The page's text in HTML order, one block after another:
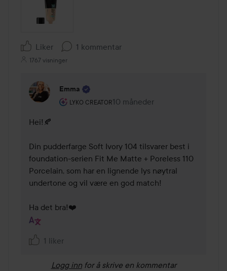
Liker 1 kommentar
1767 visninger
Emma
LYKO CREATOR
Brukerens rolle: Lyko Creator.
10 måneder
Kommentaren lades 10 måneder
Hei!🍂
Din pudderfarge Soft Ivory 104 tilsvarer best i
foundation-serien Fit Me Matte + Poreless 110
Porcelain, som har en lignende lys nøytral
undertone og vil være en god match!
Ha det bra!❤️
1 liker
Logg inn for å skrive en kommentar